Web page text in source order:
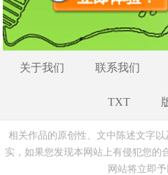
关于我们 联系我们
TXT
相关作品的原创性、文中陈述文字
实，如果您发现本网站上有侵犯您的
网站将立即予